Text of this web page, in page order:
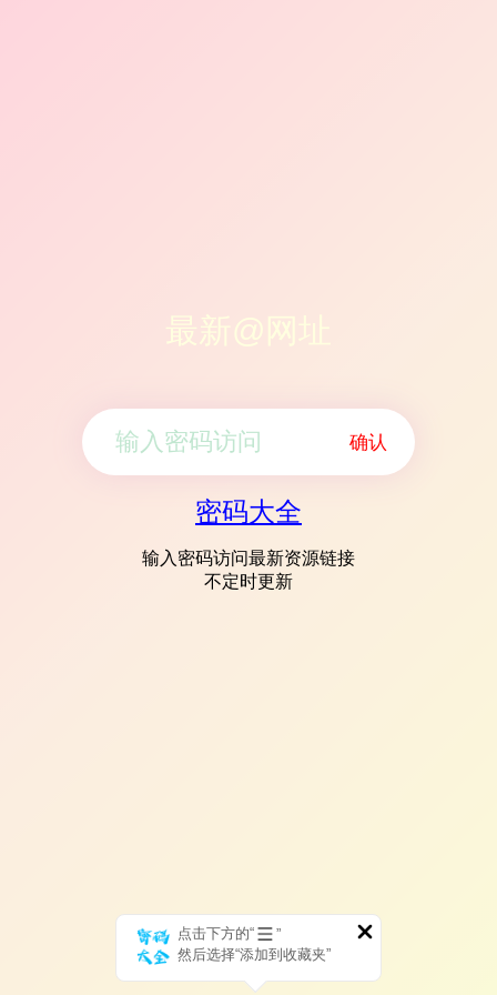
最新@网址
确认
密码大全
输入密码访问最新资源链接
不定时更新
点击下方的“
”
然后选择“添加到收藏夹”